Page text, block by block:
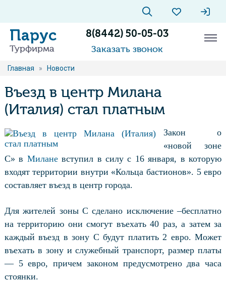
Парус
Турфирма
8(8442) 50-05-03
Заказать звонок
Главная » Новости
Въезд в центр Милана
(Италия) стал платным
Закон о
«новой зоне
C» в Миланевступил в силу с 16 января, в которую
входят территории внутри «Кольца бастионов». 5 евро
составляет въезд в центр города.
Для жителей зоны C сделано исключение –бесплатно
на территорию они смогут въехать 40 раз, а затем за
каждый въезд в зону C будут платить 2 евро. Может
въехать в зону и служебный транспорт, размер платы
— 5 евро, причем законом предусмотрено два часа
стоянки.